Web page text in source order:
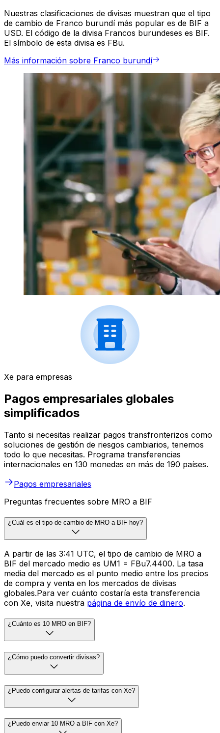
Nuestras clasificaciones de divisas muestran que el tipo
de cambio de Franco burundí más popular es de BIF a
USD. El código de la divisa Francos burundeses es BIF.
El símbolo de esta divisa es FBu.
Más información sobre Franco burundí
Xe para empresas
Pagos empresariales globales
simplificados
Tanto si necesitas realizar pagos transfronterizos como
soluciones de gestión de riesgos cambiarios, tenemos
todo lo que necesitas. Programa transferencias
internacionales en 130 monedas en más de 190 países.
Pagos empresariales
Preguntas frecuentes sobre MRO a BIF
¿Cuál es el tipo de cambio de MRO a BIF hoy?
A partir de las 3:41 UTC, el tipo de cambio de MRO a
BIF del mercado medio es UM1 = FBu7.4400. La tasa
media del mercado es el punto medio entre los precios
de compra y venta en los mercados de divisas
globales.Para ver cuánto costaría esta transferencia
con Xe, visita nuestra página de envío de dinero.
¿Cuánto es 10 MRO en BIF?
¿Cómo puedo convertir divisas?
¿Puedo configurar alertas de tarifas con Xe?
¿Puedo enviar 10 MRO a BIF con Xe?